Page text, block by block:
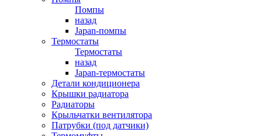
Помпы
назад
Japan-помпы
Термостаты
Термостаты
назад
Japan-термостаты
Детали кондиционера
Крышки радиатора
Радиаторы
Крыльчатки вентилятора
Патрубки (под датчики)